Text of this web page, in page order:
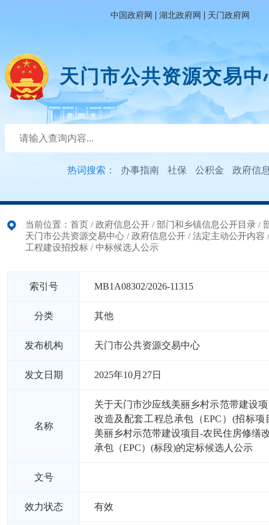
中国政府网 | 湖北政府网 | 天门政府网
天门市公共资源交易中
热词搜索： 办事指南 社保 公积金 政府信
当前位置： 首页 / 政府信息公开 / 部门和乡镇信息公开目录 /
天门市公共资源交易中心 / 政府信息公开 / 法定主动公开内容
工程建设招投标 / 中标候选人公示
索引号 MB1A08302/2026-11315
分类 其他
发布机构 天门市公共资源交易中心
发文日期 2025年10月27日
名称
关于天门市沙应线美丽乡村示范带建设
改造及配套工程总承包（EPC）(招标项
美丽乡村示范带建设项目-农民住房修缮
承包（EPC）(标段)的定标候选人公示
文号
效力状态 有效